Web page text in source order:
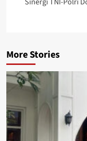
Sinergi TNI-Polri
More Stories